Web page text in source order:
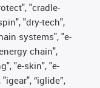
"cradle-
"dry-tech",
systems", "e-
chain",
"e-skin", "e-
“iglide”,